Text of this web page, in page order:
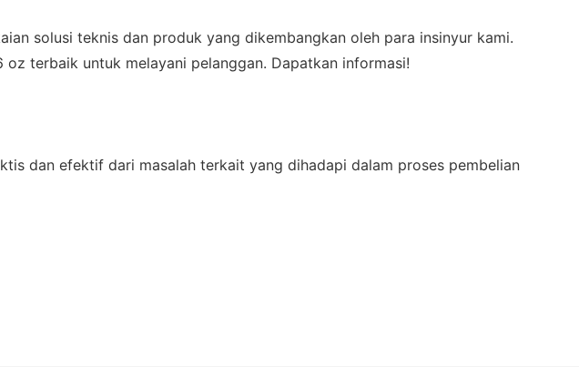
solusi teknis dan produk yang dikembangkan oleh para insinyur kami.
terbaik untuk melayani pelanggan. Dapatkan informasi!
dan efektif dari masalah terkait yang dihadapi dalam proses pembelian